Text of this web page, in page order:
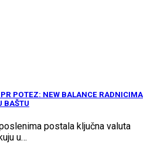
POTEZ: NEW BALANCE RADNICIMA
BAŠTU
postala ključna valuta
u…